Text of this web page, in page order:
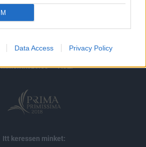
Data Access Privacy Policy
jogok médiaajánlat
karrier
ÁSZF
Itt keressen minket: